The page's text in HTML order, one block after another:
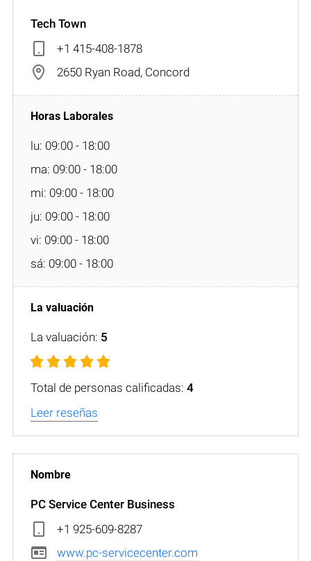
Tech Town
+1 415-408-1878
2650 Ryan Road, Concord
lu: 09:00 - 18:00
ma: 09:00 - 18:00
mi: 09:00 - 18:00
ju: 09:00 - 18:00
vi: 09:00 - 18:00
sá: 09:00 - 18:00
La valuación: 5
Total de personas calificadas: 4
Leer reseñas
PC Service Center Business
+1 925-609-8287
www.pc-servicecenter.com